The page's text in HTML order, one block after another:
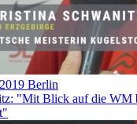
Berlin
"Mit Blick auf die WM